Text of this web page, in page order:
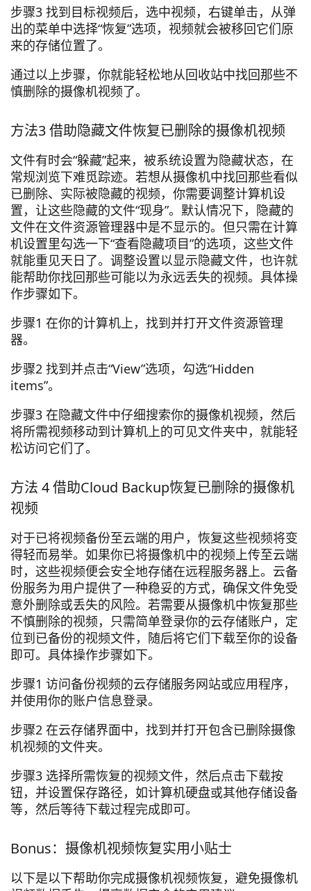
步骤3 找到目标视频后，选中视频，右键单击，从弹
出的菜单中选择“恢复”选项，视频就会被移回它们原
来的存储位置了。
通过以上步骤，你就能轻松地从回收站中找回那些不
慎删除的摄像机视频了。
方法3 借助隐藏文件恢复已删除的摄像机视频
文件有时会“躲藏”起来，被系统设置为隐藏状态，在
常规浏览下难觅踪迹。若想从摄像机中找回那些看似
已删除、实际被隐藏的视频，你需要调整计算机设
置，让这些隐藏的文件“现身”。默认情况下，隐藏的
文件在文件资源管理器中是不显示的。但只需在计算
机设置里勾选一下“查看隐藏项目”的选项，这些文件
就能重见天日了。调整设置以显示隐藏文件，也许就
能帮助你找回那些可能以为永远丢失的视频。具体操
作步骤如下。
步骤1 在你的计算机上，找到并打开文件资源管理
器。
步骤2 找到并点击“View”选项，勾选“Hidden
items”。
步骤3 在隐藏文件中仔细搜索你的摄像机视频，然后
将所需视频移动到计算机上的可见文件夹中，就能轻
松访问它们了。
方法 4 借助Cloud Backup恢复已删除的摄像机
视频
对于已将视频备份至云端的用户，恢复这些视频将变
得轻而易举。如果你已将摄像机中的视频上传至云端
时，这些视频便会安全地存储在远程服务器上。云备
份服务为用户提供了一种稳妥的方式，确保文件免受
意外删除或丢失的风险。若需要从摄像机中恢复那些
不慎删除的视频，只需简单登录你的云存储账户，定
位到已备份的视频文件，随后将它们下载至你的设备
即可。具体操作步骤如下。
步骤1 访问备份视频的云存储服务网站或应用程序，
并使用你的账户信息登录。
步骤2 在云存储界面中，找到并打开包含已删除摄像
机视频的文件夹。
步骤3 选择所需恢复的视频文件，然后点击下载按
钮，并设置保存路径，如计算机硬盘或其他存储设备
等，然后等待下载过程完成即可。
Bonus：摄像机视频恢复实用小贴士
以下是以下帮助你完成摄像机视频恢复，避免摄像机